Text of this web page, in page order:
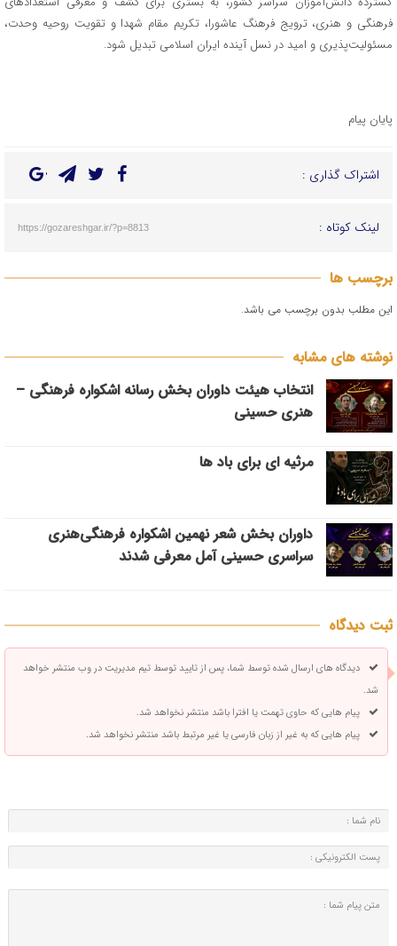
فرهنگی و هنری، ترویج فرهنگ عاشورا، تکریم مقام شهدا و تقویت روحیه وحدت،
مسئولیت‌پذیری و امید در نسل آینده ایران اسلامی تبدیل شود.
پایان پیام
اشتراک گذاری :
لینک کوتاه : https://gozareshgar.ir/?p=8813
برچسب ها
این مطلب بدون برچسب می باشد.
نوشته های مشابه
انتخاب هیئت داوران بخش رسانه اشکواره فرهنگی‌ –
هنری حسینی
مرثیه ای برای باد ها
داوران بخش شعر نهمین اشکواره فرهنگی‌هنری
سراسری حسینی آمل معرفی شدند
ثبت دیدگاه
دیدگاه های ارسال شده توسط شما، پس از تایید توسط تیم مدیریت در وب منتشر خواهد
شد.
پیام هایی که حاوی تهمت یا افترا باشد منتشر نخواهد شد.
پیام هایی که به غیر از زبان فارسی یا غیر مرتبط باشد منتشر نخواهد شد.